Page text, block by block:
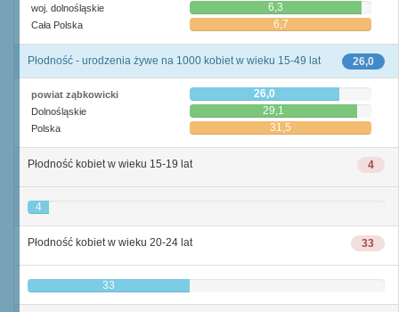
woj. dolnośląskie 6,3
Cała Polska 6,7
26,0
Płodność - urodzenia żywe na 1000 kobiet w wieku 15-49 lat
powiat ząbkowicki 26,0
Dolnośląskie 29,1
Polska 31,5
4
Płodność kobiet w wieku 15-19 lat
4
33
Płodność kobiet w wieku 20-24 lat
33